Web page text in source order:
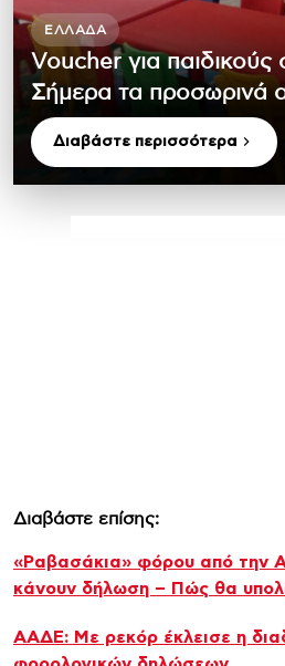
ΕΛΛΆΔΑ
Voucher για
Σήμερα τα προσωρινά
Διαβάστε περισσότερα
Διαβάστε επίσης:
«Ραβασάκια» φόρου από την
κάνουν δήλωση – Πώς θα
ΑΑΔΕ: Με ρεκόρ έκλεισε η